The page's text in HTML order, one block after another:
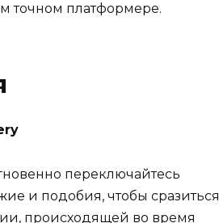
точном платформере.
переключайтесь
и подобия, чтобы сразиться
происходящей во время